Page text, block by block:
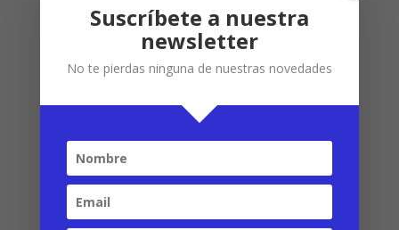
LinkedIn
Suscríbete a nuestra
newsletter
No te pierdas ninguna de nuestras novedades